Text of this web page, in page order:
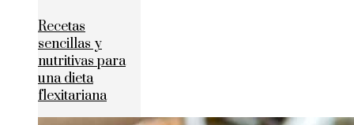
Recetas
sencillas y
nutritivas para
una dieta
flexitariana